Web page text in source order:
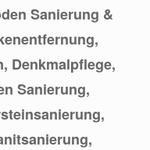
Sanierung &
Denkmalpflege,
Sanierung,